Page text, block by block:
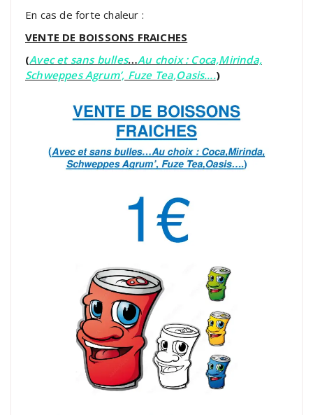
En cas de forte chaleur :
VENTE DE BOISSONS FRAICHES
(Avec et sans bulles…Au choix : Coca,Mirinda,
Schweppes Agrum’, Fuze Tea,Oasis….)